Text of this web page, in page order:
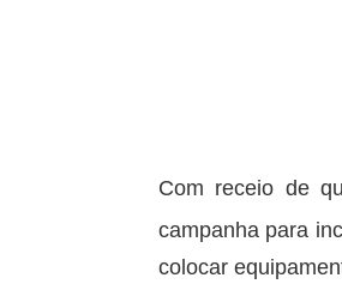
Com receio de
campanha para
colocar